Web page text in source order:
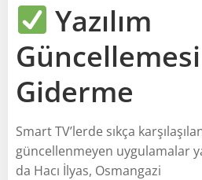
Yazılım
Giderme
Smart TV’lerde sıkça
güncellenmeyen uygulamalar
da Hacı İlyas, Osmangazi